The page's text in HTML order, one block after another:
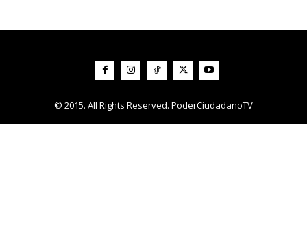
© 2015. All Rights Reserved. PoderCiudadanoTV